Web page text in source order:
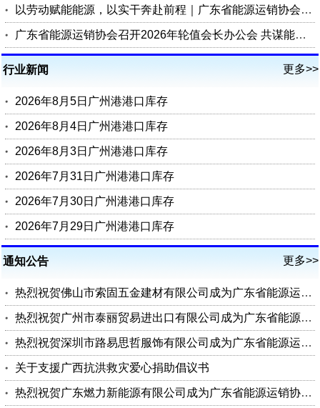
以劳动赋能能源，以实干奔赴前程｜广东省能源运销协会祝您五一劳动节快乐
广东省能源运销协会召开2026年轮值会长办公会 共谋能源行业高质量发展
更多>>
行业新闻
2026年8月5日广州港港口库存
2026年8月4日广州港港口库存
2026年8月3日广州港港口库存
2026年7月31日广州港港口库存
2026年7月30日广州港港口库存
2026年7月29日广州港港口库存
更多>>
通知公告
热烈祝贺佛山市索固五金建材有限公司成为广东省能源运销协会会员单位
热烈祝贺广州市泰丽贸易进出口有限公司成为广东省能源运销协会会员单位
热烈祝贺深圳市路易思哲服饰有限公司成为广东省能源运销协会会员单位
关于支援广西抗洪救灾爱心捐助倡议书
热烈祝贺广东燃力新能源有限公司成为广东省能源运销协会理事单位